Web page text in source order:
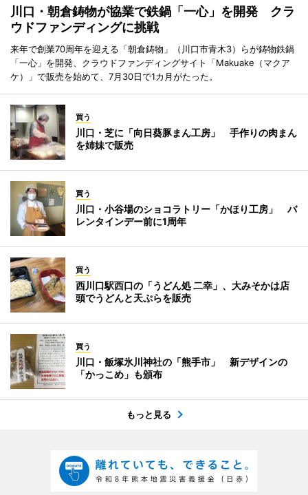
川口・朝倉鋳物が協業で鉄鍋「一心」を開発 クラ
ウドファンディングに挑戦
来年で創業70周年を迎える「朝倉鋳物」（川口市青木3）らが鋳物鉄鍋
「一心」を開発、クラウドファンディングサイト「Makuake（マクア
ケ）」で販売を始めて、7月30日で1カ月がたった。
買う
川口・芝に「向日葵豚まん工房」 手作りの肉まん
を姉妹で販売
買う
川口・小谷場のショコラトリー「かほり工房」 バ
レンタインデー前に1周年
買う
西川口駅西口の「うどん処 二幸」、大みそかは店
頭でうどんと天ぷらを販売
買う
川口・飯塚氷川神社の「熊手市」 新デザインの
「かっこめ」も頒布
もっと見る